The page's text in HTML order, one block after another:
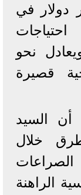
حوالي ٥٣ مليار دولار في
احتياجات
٦.٣ شهر، ويعادل نحو
قصيرة
السيد
خلال
الصراعات
الراهنة